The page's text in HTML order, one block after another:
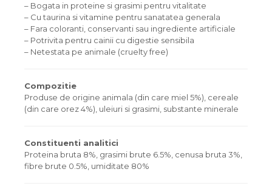
– Bogata in proteine si grasimi pentru vitalitate
– Cu taurina si vitamine pentru sanatatea generala
– Fara coloranti, conservanti sau ingrediente artificiale
– Potrivita pentru cainii cu digestie sensibila
– Netestata pe animale (cruelty free)
Compozitie
Produse de origine animala (din care miel 5%), cereale
(din care orez 4%), uleiuri si grasimi, substante minerale
Constituenti analitici
Proteina bruta 8%, grasimi brute 6.5%, cenusa bruta 3%,
fibre brute 0.5%, umiditate 80%